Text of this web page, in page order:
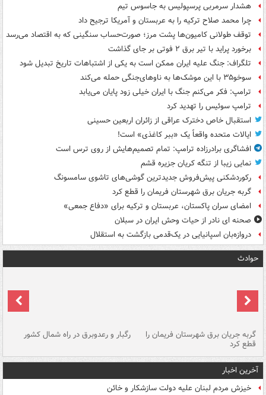
هشدار سرمربی پرسپولیس به جاسوس تیم
چرا محمد صلاح ترکیه را به عربستان و آمریکا ترجیح داد
توقف طولانی کامیون‌ها پشت مرز؛ صورت‌حساب سنگینی که به اقتصاد می‌رسد
برخورد پراید با تیر برق ۲ فوتی بر جای گذاشت
تلگراف: جنگ علیه ایران ممکن است به یکی از اشتباهات تاریخ تبدیل شود
سوخو۳۵ با این موشک‌ها به ناوهای‌جنگی حمله می‌کند
ترامپ: فکر می‌کنم جنگ با ایران خیلی زود پایان می‌یابد
ترامپ سوئیس را تهدید کرد
استقبال خاص دخترک عراقی از زائران اربعین حسینی
ایالات متحده واقعاً یک «ببر کاغذی» است!
افشاگری برادرزاده ترامپ: تمام تصمیم‌هایش از روی ترس است
نمایی زیبا از تنگه کریان جزیره قشم
رکوردشکنی پیش‌فروش جدیدترین گوشی‌های تاشوی سامسونگ
گربه جریان برق شهرستان فریمان را قطع کرد
امضای سران پاکستان، عربستان و ترکیه برای «دفاع جمعی»
صحنه ای نادر از حیات وحش ایران در سبلان
دروازه‌بان اسپانیایی در یک‌قدمی بازگشت به استقلال
حوادث
گربه جریان برق شهرستان فریمان را
قطع کرد
رگبار و رعدوبرق در راه شمال کشور
آخرین اخبار
خیزش مردم لبنان علیه دولت سازشکار و خائن